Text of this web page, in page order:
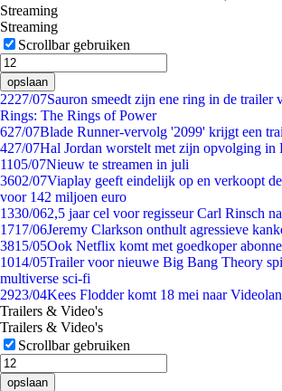
Streaming
Streaming
Scrollbar gebruiken
opslaan
2227/07Sauron smeedt zijn ene ring in de trailer
Rings: The Rings of Power
627/07Blade Runner-vervolg '2099' krijgt een
427/07Hal Jordan worstelt met zijn opvolging in
1105/07Nieuw te streamen in juli
3602/07Viaplay geeft eindelijk op en verkoopt
voor 142 miljoen euro
1330/062,5 jaar cel voor regisseur Carl Rinsch
1717/06Jeremy Clarkson onthult agressieve
3815/05Ook Netflix komt met goedkoper
1014/05Trailer voor nieuwe Big Bang Theory
multiverse sci-fi
2923/04Kees Flodder komt 18 mei naar
Trailers & Video's
Trailers & Video's
Scrollbar gebruiken
opslaan